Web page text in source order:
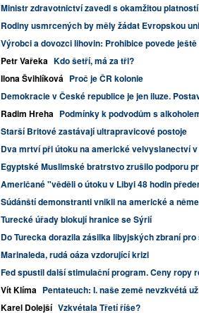
Ministr zdravotnictví zavedl s okamžitou platností
Rodiny usmrcených by měly žádat Evropskou
Výrobci a dovozci lihovin: Prohibice povede
Petr Vařeka Kdo šetří, má za tři?
Ilona Švihlíková Proč je ČR kolonie
Demokracie v České republice je jen iluze.
Radim Hreha Podmínky k podvodům s
Starší Britové zastávají ultrapravicové postoje
Dva mrtví při útoku na americké velvyslanectví v
Egyptské Muslimské bratrstvo zrušilo podporu
Američané "věděli o útoku v Libyi 48 hodin
Súdánští demonstranti vnikli na americké a
Turecké úřady blokují hranice se Sýrií
Do Turecka dorazila zásilka libyjských zbraní
Marinaleda, rudá oáza vzdorující krizi
Fed spustil další stimulační program. Ceny ropy
Vít Klíma Pentateuch: I. naše země nevzkvétá
Karel Dolejší Vzkvétala Třetí říše?